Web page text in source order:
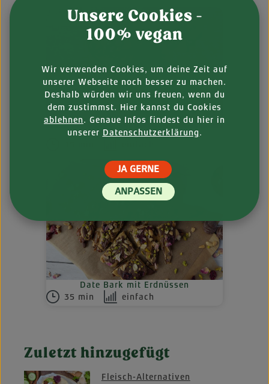
Avocado-Choc-Creme
Date Bark mit Erdnüssen
35 min
einfach
Zuletzt hinzugefügt
Fleisch-Alternativen
Unsere Cookies -
100% vegan
Wir verwenden Cookies, um deine Zeit auf
unserer Webseite noch besser zu machen.
Deshalb würden wir uns freuen, wenn du
dem zustimmst. Hier kannst du Cookies
ablehnen. Genaue Infos findest du hier in
unserer Datenschutzerklärung.
ANPASSEN
JA GERNE